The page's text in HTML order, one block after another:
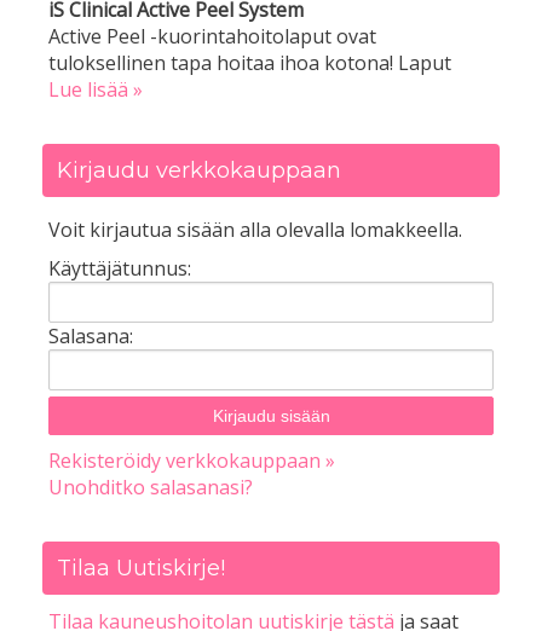
iS Clinical Active Peel System
Active Peel -kuorintahoitolaput ovat
tuloksellinen tapa hoitaa ihoa kotona! Laput
Lue lisää »
Kirjaudu verkkokauppaan
Voit kirjautua sisään alla olevalla lomakkeella.
Käyttäjätunnus:
Salasana:
Rekisteröidy verkkokauppaan »
Unohditko salasanasi?
Tilaa Uutiskirje!
Tilaa kauneushoitolan uutiskirje tästä ja saat